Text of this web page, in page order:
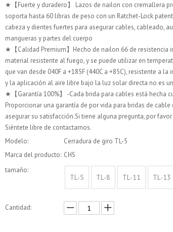
★【Fuerte y duradero】 Lazos de nailon con cremallera
soporta hasta 60 libras de peso con un Ratchet-Lock
cabeza y dientes fuertes para asegurar cables, cableado,
mangueras y partes del cuerpo
★【Calidad Premium】Hecho de nailon 66 de resistencia
material resistente al fuego, y se puede utilizar en
que van desde 040F a +185F (440C a +85C), resistente a la
y la aplicación al aire libre bajo la luz solar directa no es
★【Garantía 100%】 -Cada brida para cables está hecha
Proporcionar una garantía de por vida para bridas de
asegurar su satisfacción.Si tiene alguna pregunta, por favor
Siéntete libre de contactarnos.
Modelo:
Cerradura de giro TL-5
Marca del producto: CHS
tamaño:
TL-5 TL-8 TL-11 TL-13
Cantidad: